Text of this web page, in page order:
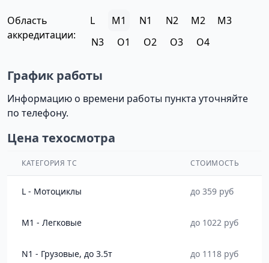
Область
аккредитации:
L M1 N1 N2 M2
M3
N3
O1 O2 O3 O4
График работы
Информацию о времени работы пункта уточняйте
по телефону.
Цена техосмотра
КАТЕГОРИЯ ТС СТОИМОСТЬ
L - Мотоциклы до 359 руб
M1 - Легковые до 1022 руб
N1 - Грузовые, до 3.5т до 1118 руб